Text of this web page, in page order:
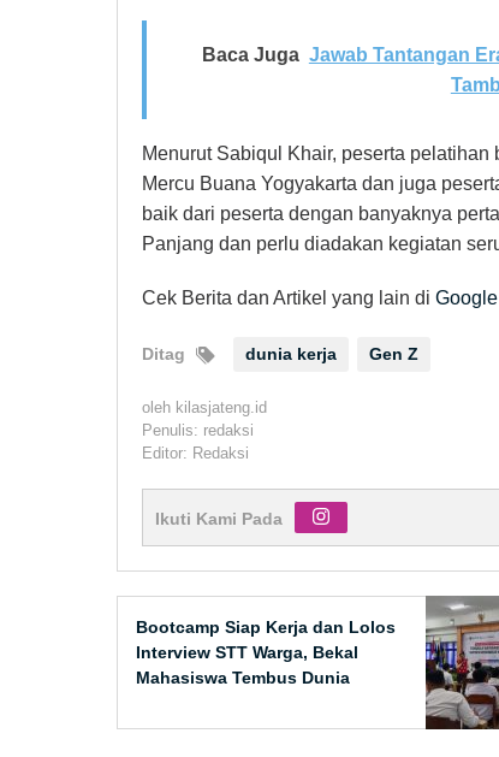
Baca Juga Jawab Tantangan
Menurut Sabiqul Khair, peserta
Mercu Buana Yogyakarta dan juga
baik dari peserta dengan banyaknya
Panjang dan perlu diadakan kegiatan
Cek Berita dan Artikel yang lain di
Ditag dunia kerja Gen Z
oleh kilasjateng.id
Penulis: redaksi
Editor: Redaksi
Ikuti Kami Pada
Bootcamp Siap Kerja dan Lolos
Interview STT Warga, Bekal
Mahasiswa Tembus Dunia